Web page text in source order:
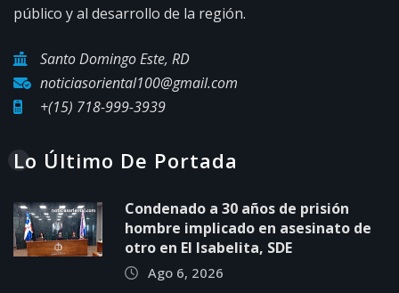
público y al desarrollo de la región.
Santo Domingo Este, RD
noticiasoriental100@gmail.com
+(15) 718-999-3939
Lo Último De Portada
Condenado a 30 años de prisión
hombre implicado en asesinato de
otro en El Isabelita, SDE
Ago 6, 2026